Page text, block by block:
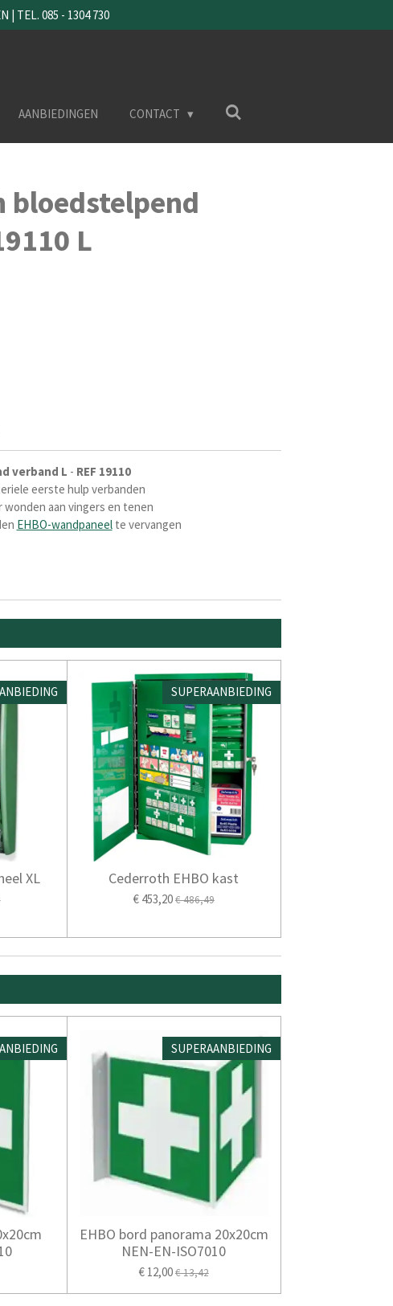
| TEL. 085 - 1304 730
AANBIEDINGEN CONTACT
bloedstelpend
L
verband L - REF 19110
eerste hulp verbanden
wonden aan vingers en tenen
EHBO-wandpaneelte vervangen
XL
SUPERAANBIEDING
Cederroth EHBO kast
€ 453,20€ 486,49
SUPERAANBIEDING
EHBO bord panorama 20x20cm
NEN-EN-ISO7010
€ 12,00€ 13,42